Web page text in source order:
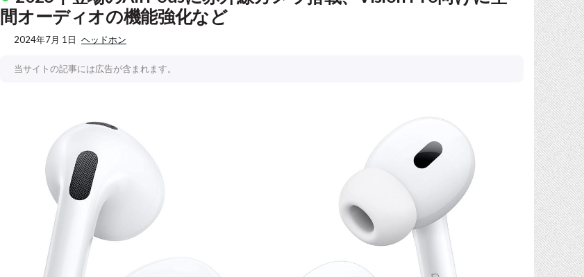
間オーディオの機能強化など
2024年7月 1日 ヘッドホン
当サイトの記事には広告が含まれます。